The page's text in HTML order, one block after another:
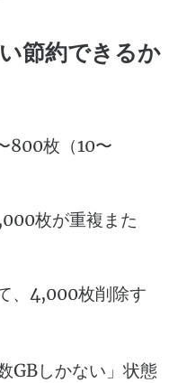
節約できるか
800枚（10〜
枚が重複また
、4,000枚削除す
GBしかない」状態